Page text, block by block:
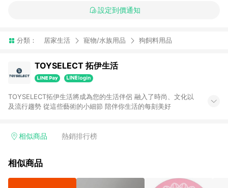
設定到價通知
分類： 居家生活 寵物/水族用品 狗飼料用品
TOYSELECT 拓伊生活
TOYSELECT拓伊生活將成為您的生活伴侶 融入了時尚、文化以
及流行趨勢 從這些藝術的小細節 陪伴你生活的每刻美好
相似商品 熱銷排行榜
相似商品